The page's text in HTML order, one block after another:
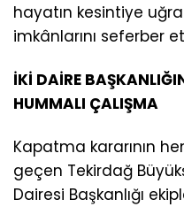
hayatın kesintiye
imkânlarını seferber
İKİ DAİRE
HUMMALI ÇALIŞMA
Kapatma kararının
geçen Tekirdağ
Dairesi Başkanlığı